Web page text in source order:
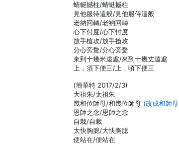
蜻蜒撼柱/蜻蜓撼柱
見他服待這般/見他服侍這般
老納回轉/老衲回轉
心下付度/心下忖度
放手槍攻/放手搶攻
分心旁鶩/分心旁騖
來到十幾米遠處/來到十幾丈遠處
上，須下便三/上，頃下便三
(簡華特 2017/2/3)
大祖朱/太祖朱
幾和位師母/和幾位師母 (改成和師
恩師之念/思師之念
自栽/自裁
太快胸臆/大快胸臆
使站在/便站在